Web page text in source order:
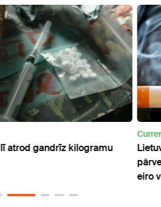
atrod gandrīz kilogramu
eiro